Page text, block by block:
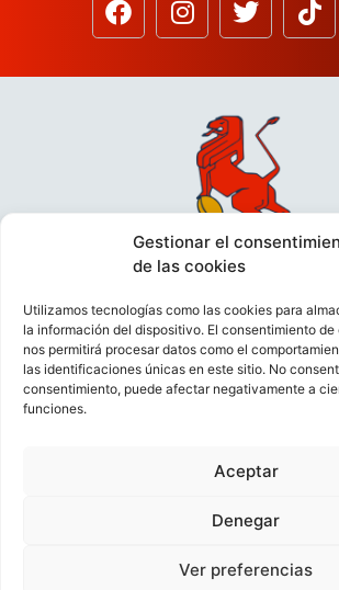
Gestionar el
de las cookies
Utilizamos tecnologías como las cookies para
la información del dispositivo. El consentimiento
nos permitirá procesar datos como el
las identificaciones únicas en este sitio. No
consentimiento, puede afectar negativamente a
funciones.
Aceptar
Denegar
Ver preferencias
VIDEOCONFERENCIAS
POLÍTICA DE
CONTACTO
© FEDERACIÓN ESPAÑOLA DE